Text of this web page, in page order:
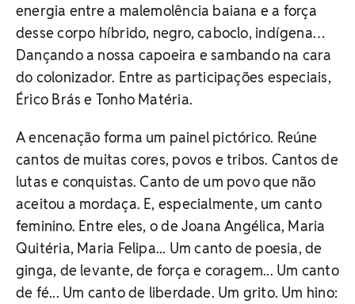
energia entre a malemolência baiana e a força
desse corpo híbrido, negro, caboclo, indígena…
Dançando a nossa capoeira e sambando na cara
do colonizador. Entre as participações especiais,
Érico Brás e Tonho Matéria.
A encenação forma um painel pictórico. Reúne
cantos de muitas cores, povos e tribos. Cantos de
lutas e conquistas. Canto de um povo que não
aceitou a mordaça. E, especialmente, um canto
feminino. Entre eles, o de Joana Angélica, Maria
Quitéria, Maria Felipa... Um canto de poesia, de
ginga, de levante, de força e coragem... Um canto
de fé... Um canto de liberdade. Um grito. Um hino: